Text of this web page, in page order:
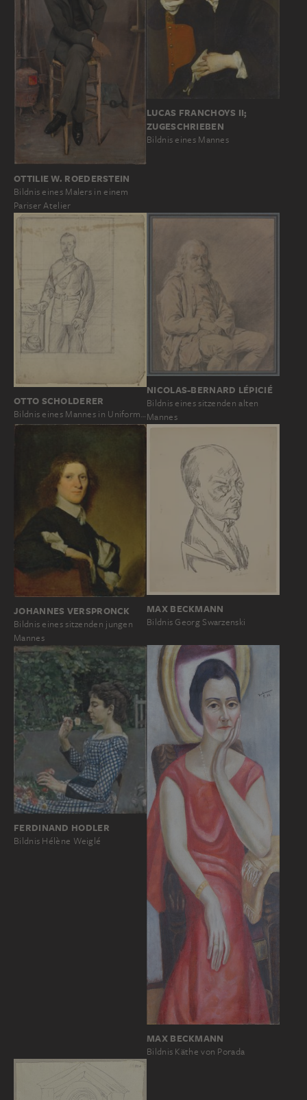
OTTILIE W. ROEDERSTEIN
Bildnis eines Malers in einem
Pariser Atelier
LUCAS FRANCHOYS II;
ZUGESCHRIEBEN
Bildnis eines Mannes
OTTO SCHOLDERER
Bildnis eines Mannes in Uniform…
NICOLAS-BERNARD LÉPICIÉ
Bildnis eines sitzenden alten
Mannes
JOHANNES VERSPRONCK
Bildnis eines sitzenden jungen
Mannes
MAX BECKMANN
Bildnis Georg Swarzenski
FERDINAND HODLER
Bildnis Hélène Weiglé
MAX BECKMANN
Bildnis Käthe von Porada